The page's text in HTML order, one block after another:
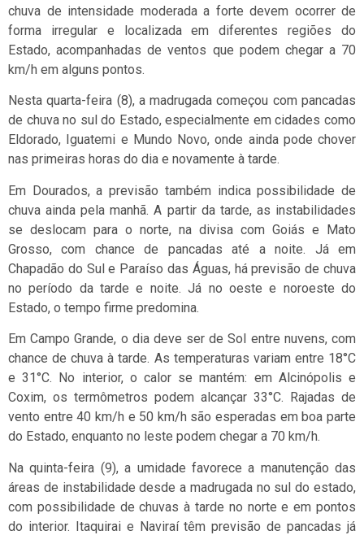
chuva de intensidade moderada a forte devem ocorrer de
forma irregular e localizada em diferentes regiões do
Estado, acompanhadas de ventos que podem chegar a 70
km/h em alguns pontos.
Nesta quarta-feira (8), a madrugada começou com pancadas
de chuva no sul do Estado, especialmente em cidades como
Eldorado, Iguatemi e Mundo Novo, onde ainda pode chover
nas primeiras horas do dia e novamente à tarde.
Em Dourados, a previsão também indica possibilidade de
chuva ainda pela manhã. A partir da tarde, as instabilidades
se deslocam para o norte, na divisa com Goiás e Mato
Grosso, com chance de pancadas até a noite. Já em
Chapadão do Sul e Paraíso das Águas, há previsão de chuva
no período da tarde e noite. Já no oeste e noroeste do
Estado, o tempo firme predomina.
Em Campo Grande, o dia deve ser de Sol entre nuvens, com
chance de chuva à tarde. As temperaturas variam entre 18°C
e 31°C. No interior, o calor se mantém: em Alcinópolis e
Coxim, os termômetros podem alcançar 33°C. Rajadas de
vento entre 40 km/h e 50 km/h são esperadas em boa parte
do Estado, enquanto no leste podem chegar a 70 km/h.
Na quinta-feira (9), a umidade favorece a manutenção das
áreas de instabilidade desde a madrugada no sul do estado,
com possibilidade de chuvas à tarde no norte e em pontos
do interior. Itaquirai e Naviraí têm previsão de pancadas já